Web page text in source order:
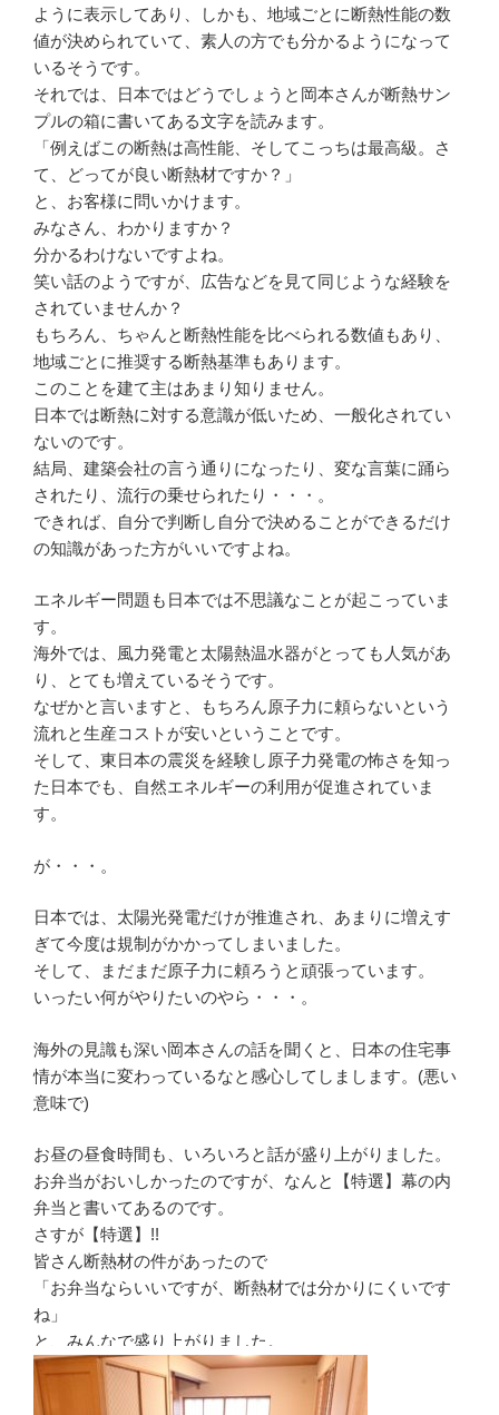
ように表示してあり、しかも、地域ごとに断熱性能の数
値が決められていて、素人の方でも分かるようになって
いるそうです。
それでは、日本ではどうでしょうと岡本さんが断熱サン
プルの箱に書いてある文字を読みます。
「例えばこの断熱は高性能、そしてこっちは最高級。さ
て、どってが良い断熱材ですか？」
と、お客様に問いかけます。
みなさん、わかりますか？
分かるわけないですよね。
笑い話のようですが、広告などを見て同じような経験を
されていませんか？
もちろん、ちゃんと断熱性能を比べられる数値もあり、
地域ごとに推奨する断熱基準もあります。
このことを建て主はあまり知りません。
日本では断熱に対する意識が低いため、一般化されてい
ないのです。
結局、建築会社の言う通りになったり、変な言葉に踊ら
されたり、流行の乗せられたり・・・。
できれば、自分で判断し自分で決めることができるだけ
の知識があった方がいいですよね。
エネルギー問題も日本では不思議なことが起こっていま
す。
海外では、風力発電と太陽熱温水器がとっても人気があ
り、とても増えているそうです。
なぜかと言いますと、もちろん原子力に頼らないという
流れと生産コストが安いということです。
そして、東日本の震災を経験し原子力発電の怖さを知っ
た日本でも、自然エネルギーの利用が促進されていま
す。
が・・・。
日本では、太陽光発電だけが推進され、あまりに増えす
ぎて今度は規制がかかってしまいました。
そして、まだまだ原子力に頼ろうと頑張っています。
いったい何がやりたいのやら・・・。
海外の見識も深い岡本さんの話を聞くと、日本の住宅事
情が本当に変わっているなと感心してしまします。(悪い
意味で)
お昼の昼食時間も、いろいろと話が盛り上がりました。
お弁当がおいしかったのですが、なんと【特選】幕の内
弁当と書いてあるのです。
さすが【特選】!!
皆さん断熱材の件があったので
「お弁当ならいいですが、断熱材では分かりにくいです
ね」
と、みんなで盛り上がりました。